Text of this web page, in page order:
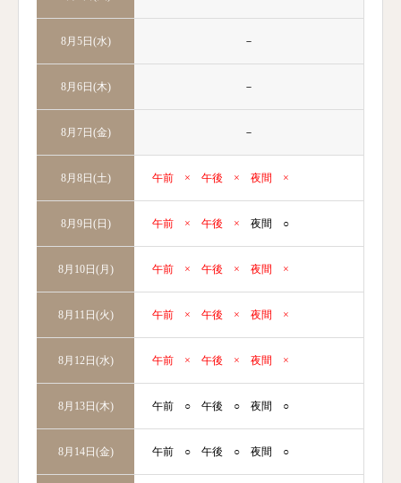
8月5日(水) －
8月6日(木) －
8月7日(金) －
8月8日(土) 午前 × 午後 × 夜間 ×
8月9日(日) 午前 × 午後 × 夜間 ○
8月10日(月) 午前 × 午後 × 夜間 ×
8月11日(火) 午前 × 午後 × 夜間 ×
8月12日(水) 午前 × 午後 × 夜間 ×
8月13日(木) 午前 ○ 午後 ○ 夜間 ○
8月14日(金) 午前 ○ 午後 ○ 夜間 ○